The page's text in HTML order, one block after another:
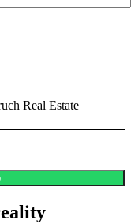
Real Estate